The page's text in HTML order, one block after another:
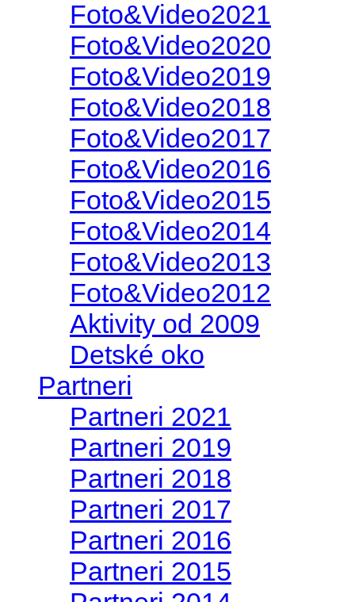
Foto&Video2021
Foto&Video2020
Foto&Video2019
Foto&Video2018
Foto&Video2017
Foto&Video2016
Foto&Video2015
Foto&Video2014
Foto&Video2013
Foto&Video2012
Aktivity od 2009
Detské oko
Partneri
Partneri 2021
Partneri 2019
Partneri 2018
Partneri 2017
Partneri 2016
Partneri 2015